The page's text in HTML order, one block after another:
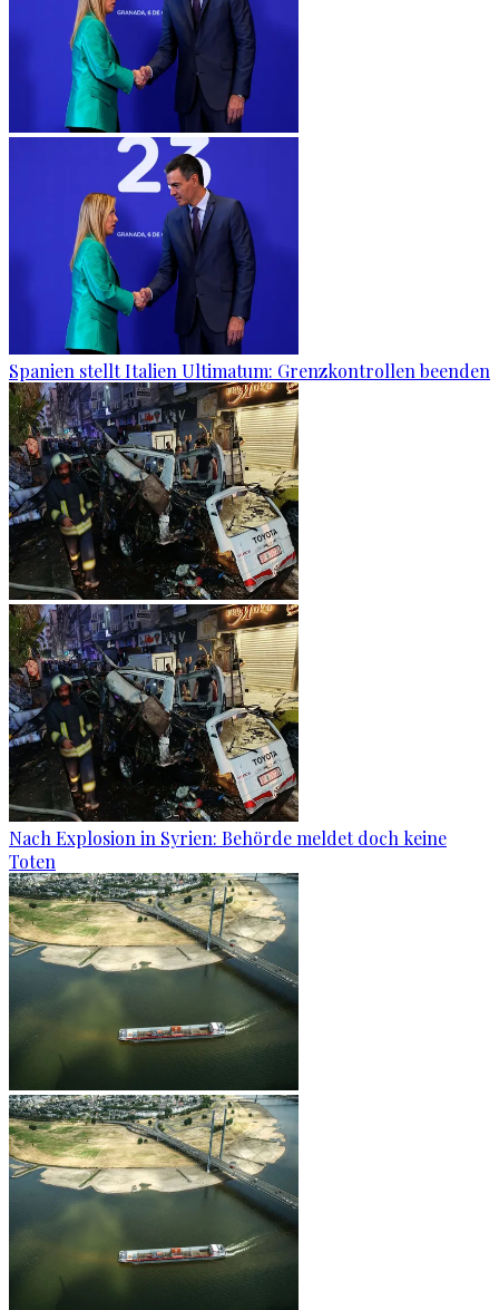
Spanien stellt Italien Ultimatum: Grenzkontrollen beenden
Nach Explosion in Syrien: Behörde meldet doch keine
Toten